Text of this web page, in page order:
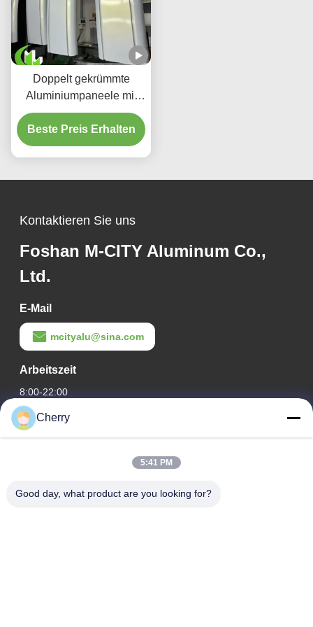
Doppelt gekrümmte
Aluminiumpaneele mit
pulverbeschichteten und
CNC-gravierten
hyperbolischen
anpassbaren RAL-
Beste Preis Erhalten
Kontaktieren Sie uns
Foshan M-CITY Aluminum Co.,
Ltd.
E-Mail
mcityalu@sina.com
Arbeitszeit
8:00-22:00
Unsere Adresse
Hegui Industriepark, Lishui, Nanhai Foshan Guangdong PR
Cherry
5:41 PM
Good day, what product are you looking for?